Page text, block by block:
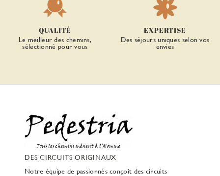
QUALITÉ
Le meilleur des chemins,
sélectionné pour vous
EXPERTISE
Des séjours uniques selon vos
envies
DES CIRCUITS ORIGINAUX
Notre équipe de passionnés conçoit des circuits